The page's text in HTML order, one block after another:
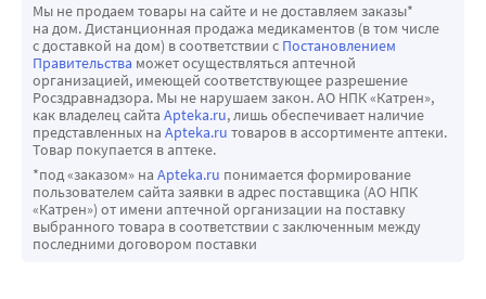
Мы не продаем товары на сайте и не доставляем заказы*
на дом. Дистанционная продажа медикаментов (в том числе
с доставкой на дом) в соответствии с Постановлением
Правительства может осуществляться аптечной
организацией, имеющей соответствующее разрешение
Росздравнадзора. Мы не нарушаем закон. АО НПК «Катрен»,
как владелец сайта Apteka.ru, лишь обеспечивает наличие
представленных на Apteka.ru товаров в ассортименте аптеки.
Товар покупается в аптеке.
*под «заказом» на Apteka.ru понимается формирование
пользователем сайта заявки в адрес поставщика (АО НПК
«Катрен») от имени аптечной организации на поставку
выбранного товара в соответствии с заключенным между
последними договором поставки